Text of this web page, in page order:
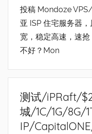
投稿 Mondoze
亚 ISP 住宅服务器
宽，稳定高速，速
不好？Mon
测试/iPRaft/
城/1C/1G/8G/
IP/